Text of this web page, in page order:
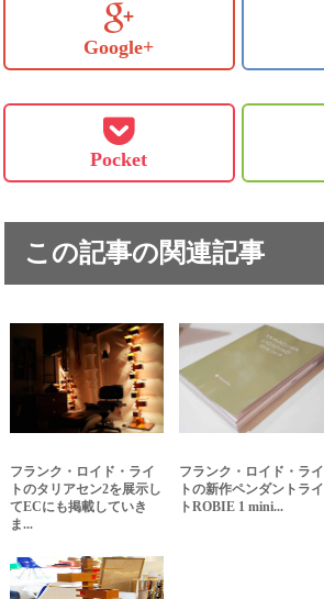
Google+
Pocket
この記事の関連記事
フランク・ロイド・ライ
トのタリアセン2を展示し
てECにも掲載していき
ま...
フランク・ロイド・ライ
トの新作ペンダントライ
トROBIE 1 mini...